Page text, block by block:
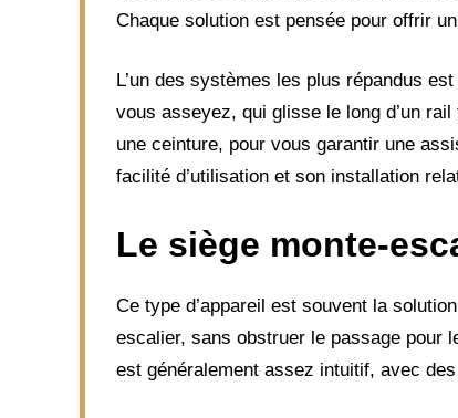
Chaque solution est pensée pour offrir
L’un des systèmes les plus répandus
vous asseyez, qui glisse le long d’un
une ceinture, pour vous garantir une
facilité d’utilisation et son installation
Le siège monte-
Ce type d’appareil est souvent la
escalier, sans obstruer le passage pour
est généralement assez intuitif, avec